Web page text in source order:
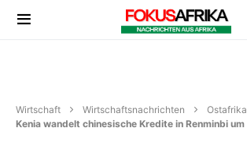
Wirtschaft Wirtschaftsnachrichten Ostafrika
Kenia wandelt chinesische Kredite in Renminbi um